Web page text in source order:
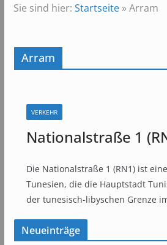
Sie sind hier: Startseite»Arram
Arram
VERKEHR
Nationalstraße 1
Die Nationalstraße 1 (RN1) ist
Tunesien, die die Hauptstadt
der tunesisch-libyschen Grenze
Neueinträge